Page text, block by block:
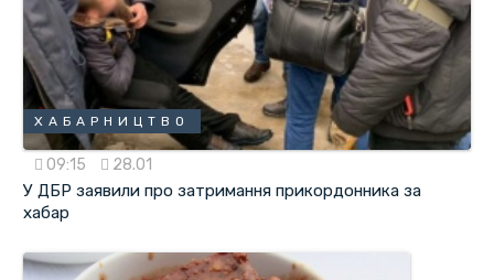
ХАБАРНИЦТВО
09:15 28.01
У ДБР заявили про затримання прикордонника за
хабар